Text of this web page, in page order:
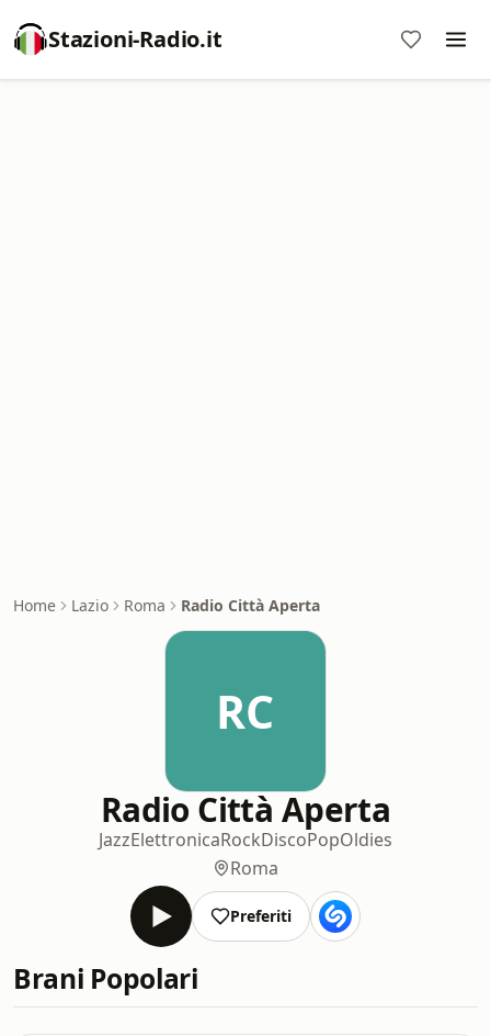
Stazioni-Radio.it
Home Lazio Roma Radio Città Aperta
RC
Radio Città Aperta
JazzElettronicaRockDiscoPopOldies
Roma
Preferiti
Brani Popolari